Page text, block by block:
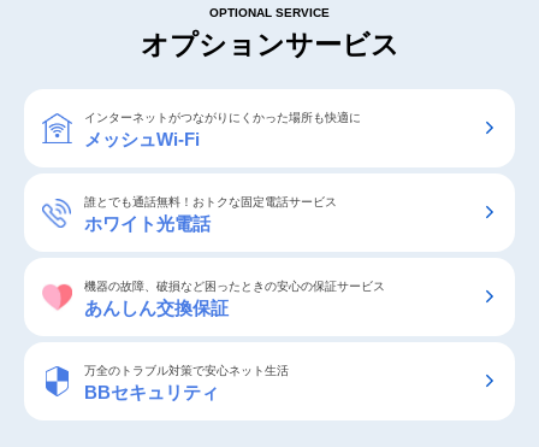
OPTIONAL SERVICE
オプションサービス
インターネットがつながりにくかった場所も快適に
メッシュWi-Fi
誰とでも通話無料！おトクな固定電話サービス
ホワイト光電話
機器の故障、破損など困ったときの安心の保証サービス
あんしん交換保証
万全のトラブル対策で安心ネット生活
BBセキュリティ